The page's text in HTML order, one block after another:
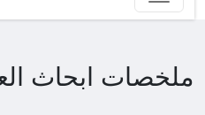
ملخصات ابحاث